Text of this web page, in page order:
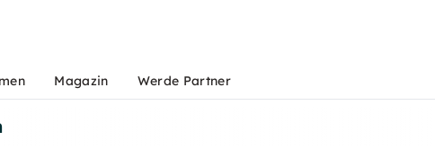
Magazin Werde Partner